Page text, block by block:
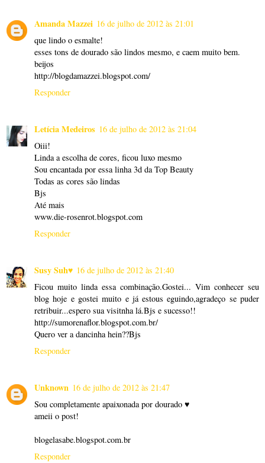
Amanda Mazzei 16 de julho de 2012 às 21:01
que lindo o esmalte!
esses tons de dourado são lindos mesmo, e caem muito bem.
beijos
http://blogdamazzei.blogspot.com/
Responder
Letícia Medeiros 16 de julho de 2012 às 21:04
Oiii!
Linda a escolha de cores, ficou luxo mesmo
Sou encantada por essa linha 3d da Top Beauty
Todas as cores são lindas
Bjs
Até mais
www.die-rosenrot.blogspot.com
Responder
Susy Suh♥ 16 de julho de 2012 às 21:40
Ficou muito linda essa combinação.Gostei... Vim conhecer seu
blog hoje e gostei muito e já estous eguindo,agradeço se puder
retribuir...espero sua visitnha lá.Bjs e sucesso!!
http://sumorenaflor.blogspot.com.br/
Quero ver a dancinha hein??Bjs
Responder
Unknown 16 de julho de 2012 às 21:47
Sou completamente apaixonada por dourado ♥
ameii o post!
blogelasabe.blogspot.com.br
Responder